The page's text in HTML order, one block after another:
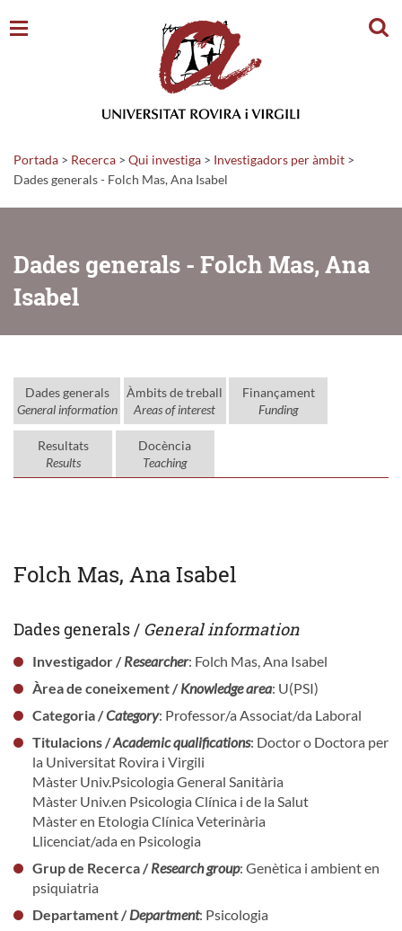
Portada > Recerca > Qui investiga > Investigadors per àmbit >
Dades generals - Folch Mas, Ana Isabel
Dades generals - Folch Mas, Ana
Isabel
Dades generals
General information
Àmbits de treball
Areas of interest
Finançament
Funding
Resultats
Results
Docència
Teaching
Folch Mas, Ana Isabel
Dades generals / General information
Investigador /Researcher: Folch Mas, Ana Isabel
Àrea de coneixement /Knowledge area: U(PSI)
Categoria /Category: Professor/a Associat/da Laboral
Titulacions /Academic qualifications: Doctor o Doctora per
la Universitat Rovira i Virgili
Màster Univ.Psicologia General Sanitària
Màster Univ.en Psicologia Clínica i de la Salut
Màster en Etologia Clínica Veterinària
Llicenciat/ada en Psicologia
Grup de Recerca /Research group: Genètica i ambient en
psiquiatria
Departament /Department: Psicologia